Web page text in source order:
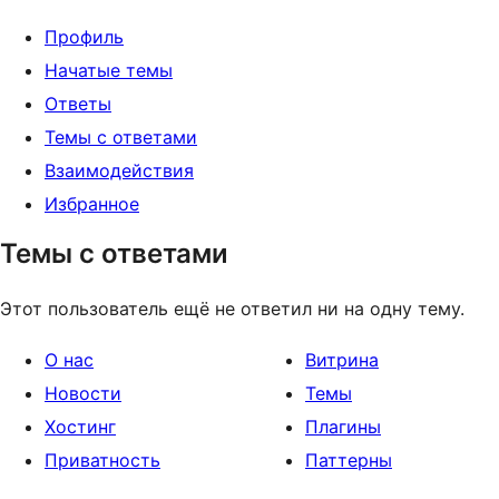
Профиль
Начатые темы
Ответы
Темы с ответами
Взаимодействия
Избранное
Темы с ответами
Этот пользователь ещё не ответил ни на одну тему.
О нас
Новости
Хостинг
Приватность
Витрина
Темы
Плагины
Паттерны